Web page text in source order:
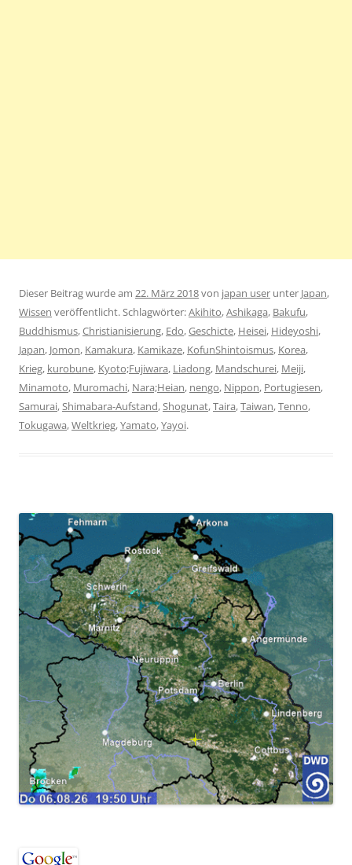
Dieser Beitrag wurde am 22. März 2018von japan user unter Japan,
Wissen veröffentlicht. Schlagwörter:Akihito,Ashikaga, Bakufu,
Buddhismus,Christianisierung, Edo,Geschicte, Heisei, Hideyoshi,
Japan, Jomon, Kamakura, Kamikaze, KofunShintoismus, Korea,
Krieg, kurobune, Kyoto;Fujiwara, Liadong, Mandschurei, Meiji,
Minamoto, Muromachi, Nara;Heian, nengo, Nippon, Portugiesen,
Samurai,Shimabara-Aufstand,Shogunat,Taira,Taiwan,Tenno,
Tokugawa,Weltkrieg,Yamato,Yayoi.